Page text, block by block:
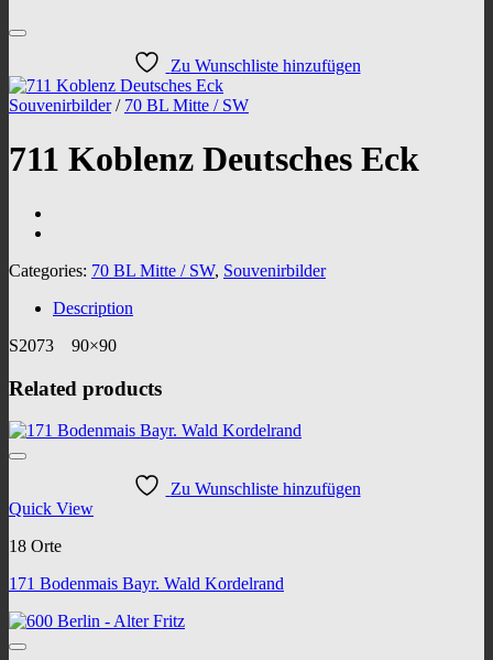
Zu Wunschliste hinzufügen
Souvenirbilder / 70 BL Mitte / SW
711 Koblenz Deutsches Eck
Categories: 70 BL Mitte / SW, Souvenirbilder
Description
S2073 90×90
Related products
Zu Wunschliste hinzufügen
Quick View
18 Orte
171 Bodenmais Bayr. Wald Kordelrand